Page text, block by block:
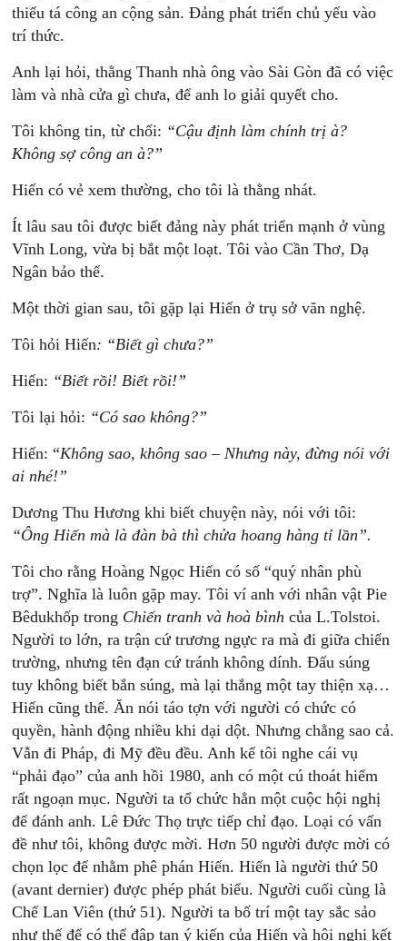
thiếu tá công an cộng sản. Đảng phát triển chủ yếu vào
trí thức.
Anh lại hỏi, thằng Thanh nhà ông vào Sài Gòn đã có việc
làm và nhà cửa gì chưa, để anh lo giải quyết cho.
Tôi không tin, từ chối: “Cậu định làm chính trị à?
Không sợ công an à?”
Hiến có vẻ xem thường, cho tôi là thằng nhát.
Ít lâu sau tôi được biết đảng này phát triển mạnh ở vùng
Vĩnh Long, vừa bị bắt một loạt. Tôi vào Cần Thơ, Dạ
Ngân bảo thế.
Một thời gian sau, tôi gặp lại Hiến ở trụ sở văn nghệ.
Tôi hỏi Hiến: “Biết gì chưa?”
Hiến: “Biết rồi! Biết rồi!”
Tôi lại hỏi: “Có sao không?”
Hiến: “Không sao, không sao – Nhưng này, đừng nói với
ai nhé!”
Dương Thu Hương khi biết chuyện này, nói với tôi:
“Ông Hiến mà là đàn bà thì chửa hoang hàng tỉ lần”.
Tôi cho rằng Hoàng Ngọc Hiến có số “quý nhân phù
trợ”. Nghĩa là luôn gặp may. Tôi ví anh với nhân vật Pie
Bêdukhốp trong Chiến tranh và hoà bình của L.Tolstoi.
Người to lớn, ra trận cứ trương ngực ra mà đi giữa chiến
trường, nhưng tên đạn cứ tránh không dính. Đấu súng
tuy không biết bắn súng, mà lại thắng một tay thiện xạ…
Hiến cũng thế. Ăn nói táo tợn với người có chức có
quyền, hành động nhiều khi dại dột. Nhưng chẳng sao cả.
Vẫn đi Pháp, đi Mỹ đều đều. Anh kể tôi nghe cái vụ
“phải đạo” của anh hồi 1980, anh có một cú thoát hiểm
rất ngoạn mục. Người ta tổ chức hẳn một cuộc hội nghị
để đánh anh. Lê Đức Thọ trực tiếp chỉ đạo. Loại có vấn
đề như tôi, không được mời. Hơn 50 người được mời có
chọn lọc để nhằm phê phán Hiến. Hiến là người thứ 50
(avant dernier) được phép phát biểu. Người cuối cùng là
Chế Lan Viên (thứ 51). Người ta bố trí một tay sắc sảo
như thế để có thể đập tan ý kiến của Hiến và hội nghị kết